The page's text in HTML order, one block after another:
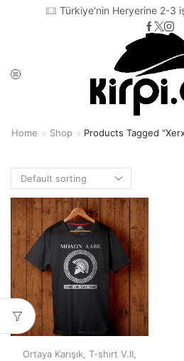
Türkiye'nin Heryerine 2-3
Home Shop Products Tagged
Ortaya Karışık, T-shırt V.II,